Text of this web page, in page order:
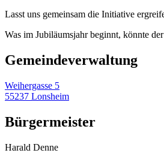
Lasst uns gemeinsam die Initiative
Was im Jubiläumsjahr beginnt, könnte
Gemeinde­verwaltung
Weihergasse 5
55237 Lonsheim
Bürgermeister
Harald Denne